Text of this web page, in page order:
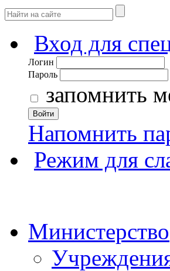
Вход для
Логин
Пароль
запомнить
Войти
Напомнить
Режим для
Министерство